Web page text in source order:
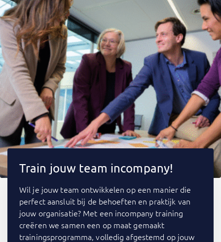
Train jouw team incompany!
Wil je jouw team ontwikkelen op een manier die
perfect aansluit bij de behoeften en praktijk van
jouw organisatie? Met een incompany training
creëren we samen een op maat gemaakt
trainingsprogramma, volledig afgestemd op jouw